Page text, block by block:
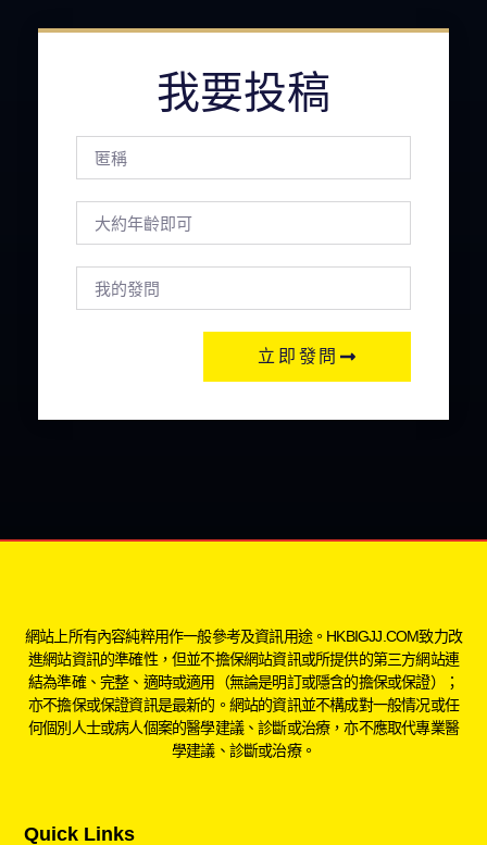
我要投稿
立即發問
網站上所有內容純粹用作一般參考及資訊用途。HKBIGJJ.COM致力改
進網站資訊的準確性，但並不擔保網站資訊或所提供的第三方網站連
結為準確、完整、適時或適用（無論是明訂或隱含的擔保或保證）；
亦不擔保或保證資訊是最新的。網站的資訊並不構成對一般情况或任
何個別人士或病人個案的醫學建議、診斷或治療，亦不應取代專業醫
學建議、診斷或治療。
Quick Links